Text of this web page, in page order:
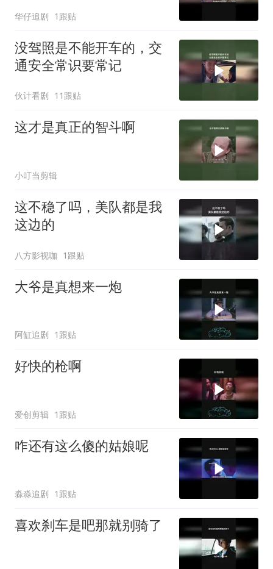
华仔追剧 1跟贴
没驾照是不能开车的，交
通安全常识要常记
伙计看剧 11跟贴
这才是真正的智斗啊
小叮当剪辑
这不稳了吗，美队都是我
这边的
八方影视咖 1跟贴
大爷是真想来一炮
阿缸追剧 1跟贴
好快的枪啊
爱创剪辑 1跟贴
咋还有这么傻的姑娘呢
淼淼追剧 1跟贴
喜欢刹车是吧那就别骑了